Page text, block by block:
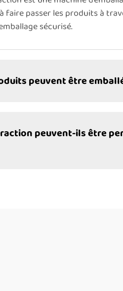
faire passer les produits à
sécurisé.
peuvent être
peuvent-ils être